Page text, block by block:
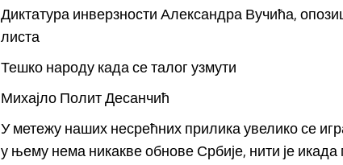
Диктатура инверзности Александра Вучића,
листа
Тешко народу када се талог узмути
Михајло Полит Десанчић
У метежу наших несрећних прилика увелико се
у њему нема никакве обнове Србије, нити је